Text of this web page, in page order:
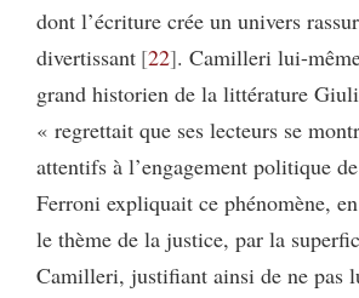
dont l’écriture crée un univers
divertissant 22 . Camilleri lui-
grand historien de la littérature
« regrettait que ses lecteurs se
attentifs à l’engagement politique
Ferroni expliquait ce phénomène,
le thème de la justice, par la
Camilleri, justifiant ainsi de ne pas